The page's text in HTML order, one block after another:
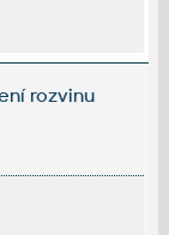
rozvinu